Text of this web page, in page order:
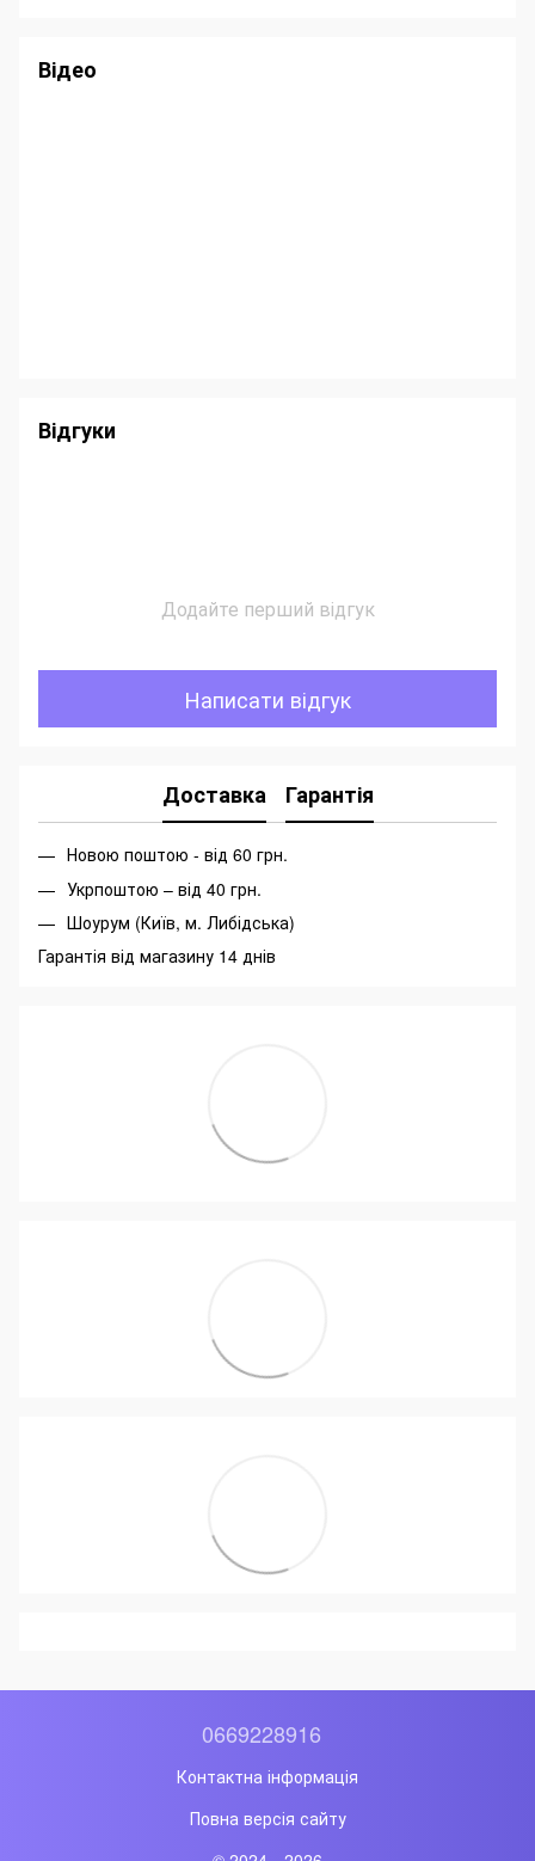
Відео
Відгуки
Додайте перший відгук
Написати відгук
Доставка Гарантія
Новою поштою - від 60 грн.
Укрпоштою – від 40 грн.
Шоурум (Київ, м. Либідська)
Гарантія від магазину 14 днів
0669228916
Контактна інформація
Повна версія сайту